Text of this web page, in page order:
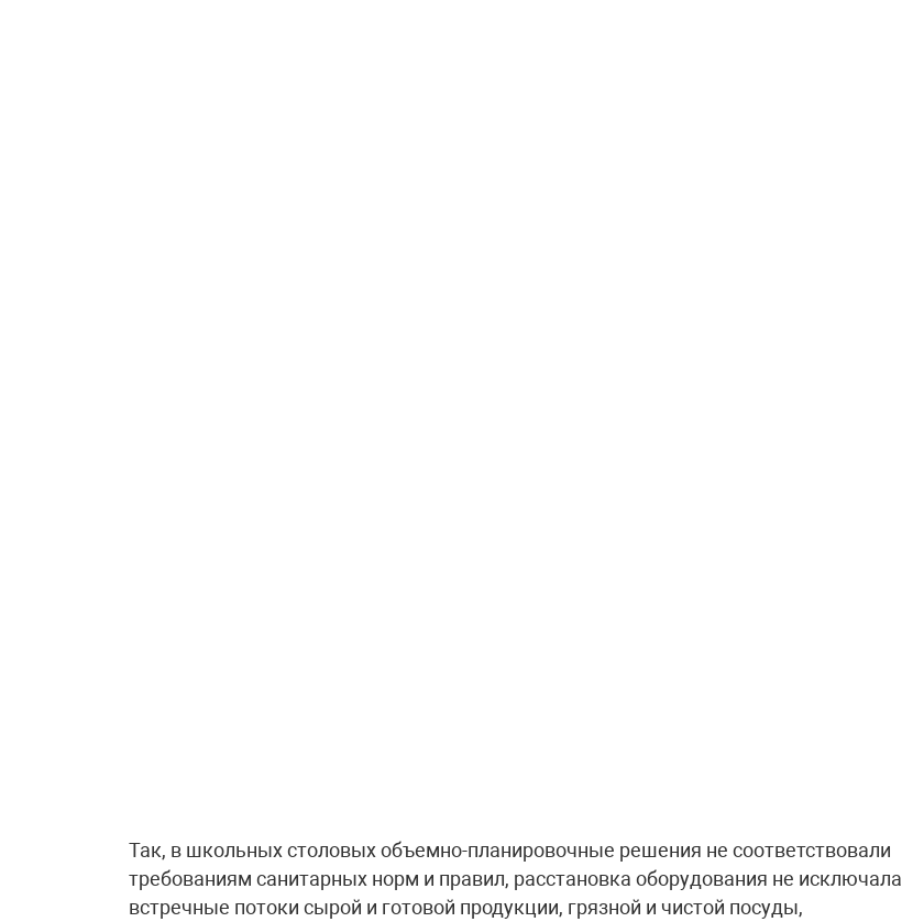
Так, в школьных столовых объемно-планировочные решения не соответствовали
требованиям санитарных норм и правил, расстановка оборудования не исключала
встречные потоки сырой и готовой продукции, грязной и чистой посуды,